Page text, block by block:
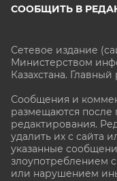
СООБЩИТЬ В
Сетевое издание
Министерством
Казахстана.
Сообщения и
размещаются после
редактирования.
удалить их с сайта
указанные
злоупотреблением
или нарушением